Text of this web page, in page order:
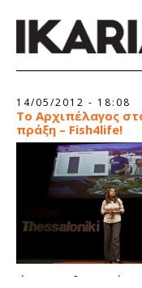
14/05/2012 - 18:08
Το Αρχιπέλαγος
πράξη – Fish4life!
κίνητρα για δημιουργία.